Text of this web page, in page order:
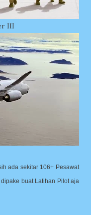
III
ada sekitar 106+ Pesawat
buat Latihan Pilot aja